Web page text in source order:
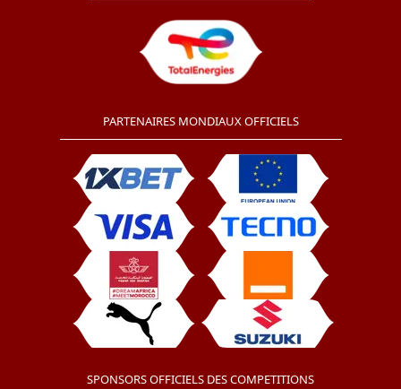
PARTENAIRES MONDIAUX OFFICIELS
SPONSORS OFFICIELS DES COMPETITIONS